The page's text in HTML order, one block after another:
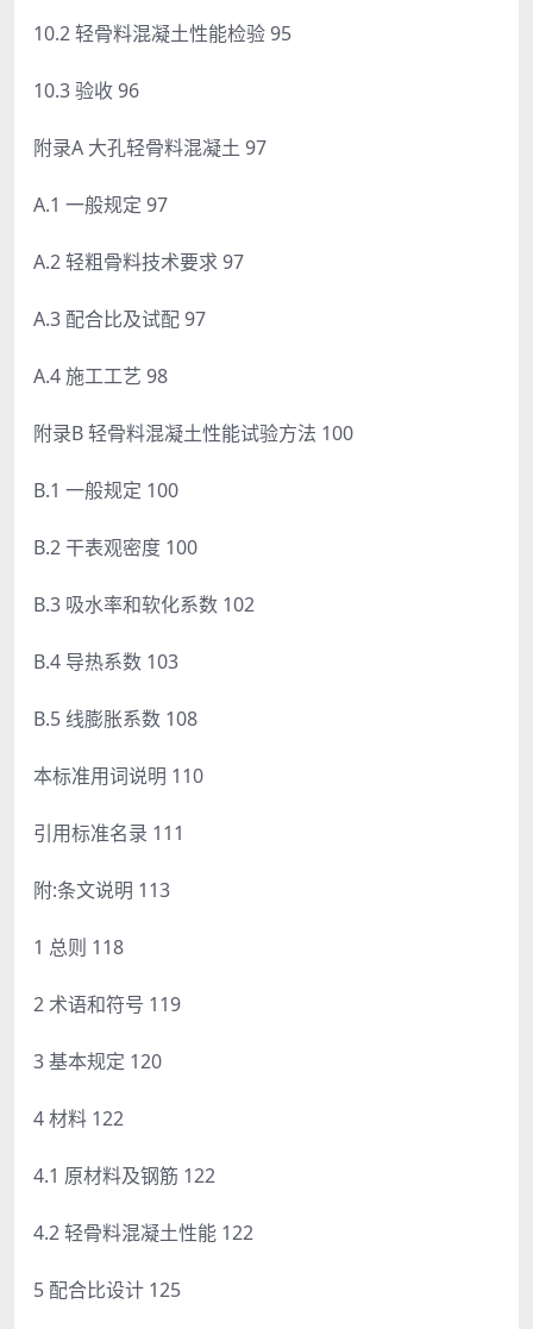
10.2 轻骨料混凝土性能检验 95
10.3 验收 96
附录A 大孔轻骨料混凝土 97
A.1 一般规定 97
A.2 轻粗骨料技术要求 97
A.3 配合比及试配 97
A.4 施工工艺 98
附录B 轻骨料混凝土性能试验方法 100
B.1 一般规定 100
B.2 干表观密度 100
B.3 吸水率和软化系数 102
B.4 导热系数 103
B.5 线膨胀系数 108
本标准用词说明 110
引用标准名录 111
附:条文说明 113
1 总则 118
2 术语和符号 119
3 基本规定 120
4 材料 122
4.1 原材料及钢筋 122
4.2 轻骨料混凝土性能 122
5 配合比设计 125